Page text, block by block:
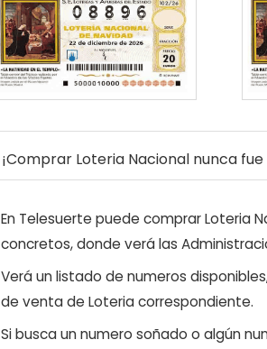
¡Comprar Loteria Nacional nunca
En Telesuerte puede comprar Loteria
concretos, donde verá las
Verá un listado de numeros
de venta de Loteria correspondiente.
Si busca un numero soñado o algún